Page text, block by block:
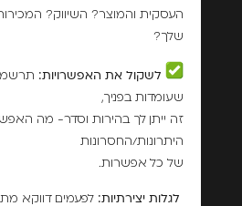
העסקית והמוצר? השיווק?
שלך?
לשקול את האפשרויות:
שעומדות בפניך,
זה ייתן לך בהירות וסדר- מה
היתרונות/החסרונות
של כל אפשרות.
לגלות יצירתיות: לפעמים דווקא